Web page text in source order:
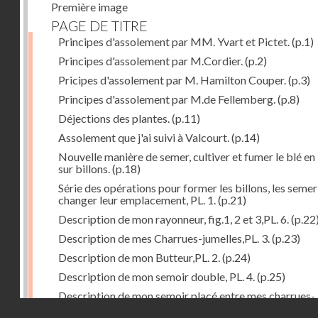
Première image
PAGE DE TITRE
Principes d'assolement par MM. Yvart et Pictet. (p.1)
Principes d'assolement par M.Cordier. (p.2)
Pricipes d'assolement par M. Hamilton Couper. (p.3)
Principes d'assolement par M.de Fellemberg. (p.8)
Déjections des plantes. (p.11)
Assolement que j'ai suivi à Valcourt. (p.14)
Nouvelle manière de semer, cultiver et fumer le blé en
sur billons. (p.18)
Série des opérations pour former les billons, les
changer leur emplacement, PL. 1. (p.21)
Description de mon rayonneur, fig.1, 2 et 3,PL. 6.
Description de mes Charrues-jumelles,PL. 3. (p.23)
Description de mon Butteur,PL. 2. (p.24)
Description de mon semoir double, PL. 4. (p.25)
Description de mon semoir placé entre mes charrues-